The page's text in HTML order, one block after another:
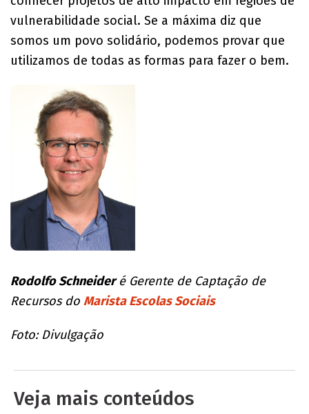
vulnerabilidade social. Se a máxima diz que
somos um povo solidário, podemos provar que
utilizamos de todas as formas para fazer o bem.
Rodolfo Schneideré Gerente de Captação de
Recursos do Marista Escolas Sociais
Foto: Divulgação
Veja mais conteúdos